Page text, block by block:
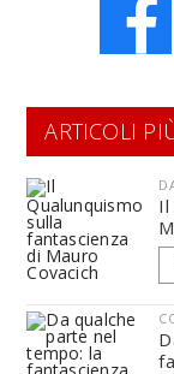
ARTICOLI
Il